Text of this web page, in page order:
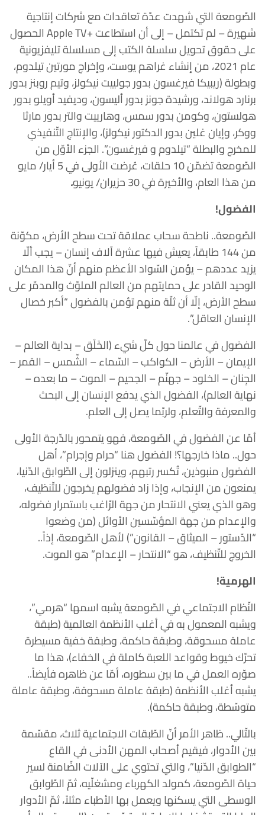
الصّومعة التي شهدت عدّة تعاقدات مع شركات إنتاجية
شهيرة – لم تكتمل – إلى أن استطاعت +Apple TV الحصول
على حقوق تحويل سلسلة الكتب إلى مسلسلة تليفزيونية
عام 2021، من إنشاء غراهم يوست، وإخراج مورتين تيلدوم،
وبطولة (ريبيكا فيرغسون بدور جولييت نيكولز، وتيم روبنز بدور
برنارد هولاند، ورشيدة جونز بدور أليسون، وديفيد أويلو بدور
هولستون، وكومن بدور سمس، وهارييت والتر بدور مارثا
ووكر، وإيان غلين بدور الدكتور نيكولز)، والإنتاج التّنفيذي
للمخرج والبطلة “تيلدوم و فيرغسون”. الجزء الأوّل من
الصّومعة تضمّن 10 حلقات، عُرضت الأولى في 5 أيار/ مايو
من هذا العام، والأخيرة في 30 حزيران/ يونيو
.
الفضول!
الصّومعة.. ناطحة سحاب عملاقة تحت سطح الأرض، مكوّنة
من 144 طابقاً، يعيش فيها عشرة آلاف إنسان – يجب ألّا
يزيد عددهم – يؤمن السّواد الأعظم منهم أنّ هذا المكان
الوحيد القادر على حمايتهم من العالم الملوّث والمدمّر على
سطح الأرض، إلّا أن ثلّة منهم تؤمن بالفضول “أكبر خصال
الإنسان العاقل”.
الفضول في عالمنا حول كلّ شيء (الخَلْق – بداية العالم –
الإيمان – الأرض – الكواكب – السّماء – الشّمس – القمر –
الجِنان – الخلود – جهنّم – الجحيم – الموت – ما بعده –
نهاية العالم)، الفضول الذي يدفع الإنسان إلى البحث
والمعرفة والتّعلم، ولربّما يصل إلى العلم.
أمّا عن الفضول في الصّومعة، فهو يتمحور بالدّرجة الأولى
حول.. ماذا خارجها؟! الفضول هنا “حرام وإجرام”، أهل
الفضول منبوذين، تُكسر رتبهم، وينزلون إلى الطّوابق الدّنيا،
يمنعون من الإنجاب، وإذا زاد فضولهم يخرجون للتّنظيف،
وهو الذي يعني الانتحار من جهة الرّاغب باستمرار فضوله،
والإعدام من جهة المؤسّسين الأوائل (من وضعوا
“الدّستور – الميثاق – القانون”) لأهل الصّومعة، إذاً..
الخروج للتّنظيف، هو “الانتحار – الإعدام” هو الموت.
الهرمية!
النّظام الاجتماعي في الصّومعة يشبه اسمها “هرمي”،
ويشبه المعمول به في أغلب الأنظمة العالمية (طبقة
عاملة مسحوقة، وطبقة حاكمة، وطبقة خفية مسيطرة
تحرّك خيوط وقواعد اللعبة كاملة في الخفاء)، هذا ما
صوّره العمل في ما بين سطوره، أمّا عن ظاهره فأيضاً..
يشبه أغلب الأنظمة (طبقة عاملة مسحوقة، وطبقة عاملة
متوسّطة، وطبقة حاكمة).
بالتّالي.. ظاهر الأمر أنّ الطّبقات الاجتماعية ثلاث، مقسّمة
بين الأدوار، فيقيم أصحاب المهن الأدنى في القاع
“الطوابق الدّنيا”، والتي تحتوي على الآلات الضّامنة لسير
حياة الصّومعة، كمولد الكهرباء ومشغلّيه، ثمّ الطّوابق
الوسطى التي يسكنها ويعمل بها الأطباء مثلاً، ثمّ الأدوار